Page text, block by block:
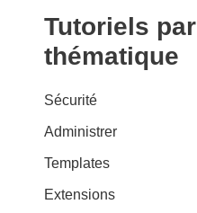
Tutoriels par
thématique
Sécurité
Administrer
Templates
Extensions